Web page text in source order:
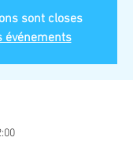
sont closes
événements